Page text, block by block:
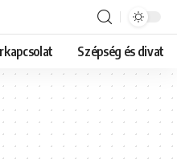
Szépség és divat